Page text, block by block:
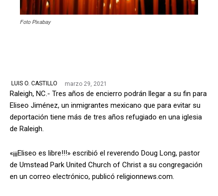
Foto Pixabay
LUIS O. CASTILLO marzo 29, 2021
Raleigh, NC.- Tres años de encierro podrán llegar a su fin para
Eliseo Jiménez, un inmigrantes mexicano que para evitar su
deportación tiene más de tres años refugiado en una iglesia
de Raleigh.
«¡¡¡Eliseo es libre!!!» escribió el reverendo Doug Long, pastor
de Umstead Park United Church of Christ a su congregación
en un correo electrónico, publicó religionnews.com.